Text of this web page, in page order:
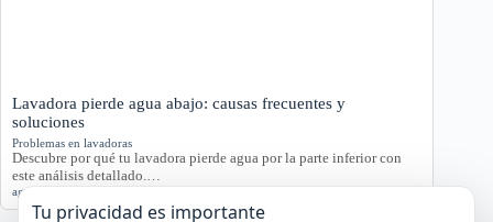
Lavadora pierde agua abajo: causas frecuentes y
soluciones
Problemas en lavadoras
Descubre por qué tu lavadora pierde agua por la parte inferior con
este análisis detallado.…
agua,averías,lavadora,reparación,Tarragona
Tu privacidad es importante